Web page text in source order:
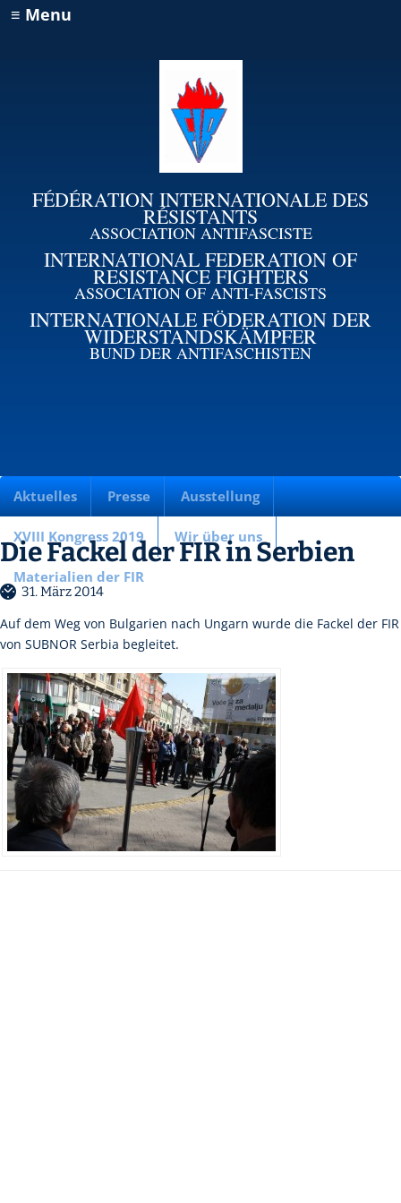
≡ Menu
FÉDÉRATION INTERNATIONALE DES
RÉSISTANTS
ASSOCIATION ANTIFASCISTE
INTERNATIONAL FEDERATION OF
RESISTANCE FIGHTERS
ASSOCIATION OF ANTI-FASCISTS
INTERNATIONALE FÖDERATION DER
WIDERSTANDSKÄMPFER
BUND DER ANTIFASCHISTEN
Aktuelles Presse Ausstellung
XVIII Kongress 2019 Wir über uns
Materialien der FIR
Die Fackel der FIR in Serbien
31. März 2014
Auf dem Weg von Bulgarien nach Ungarn wurde die Fackel der FIR
von SUBNOR Serbia begleitet.